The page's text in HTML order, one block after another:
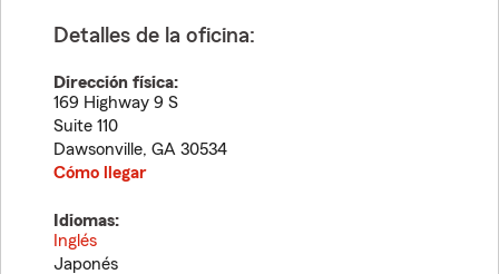
Detalles de la oficina:
Dirección física:
169 Highway 9 S
Suite 110
Dawsonville, GA 30534
Cómo llegar
Idiomas:
Inglés
Japonés